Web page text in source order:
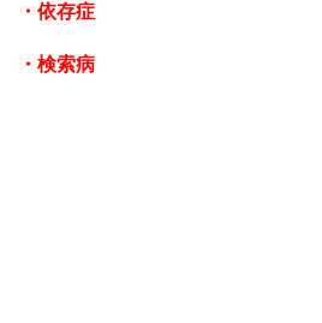
・依存症
・検索病